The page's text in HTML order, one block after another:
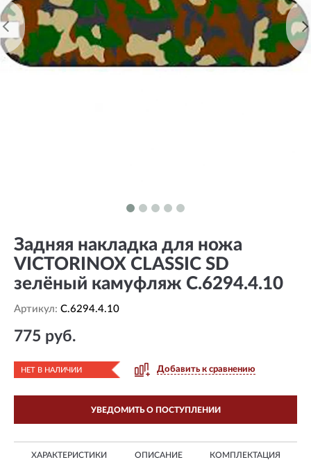
Задняя накладка для ножа
VICTORINOX CLASSIC SD
зелёный камуфляж C.6294.4.10
Артикул: C.6294.4.10
775 руб.
НЕТ В НАЛИЧИИ Добавить к сравнению
УВЕДОМИТЬ О ПОСТУПЛЕНИИ
ХАРАКТЕРИСТИКИ ОПИСАНИЕ КОМПЛЕКТАЦИЯ